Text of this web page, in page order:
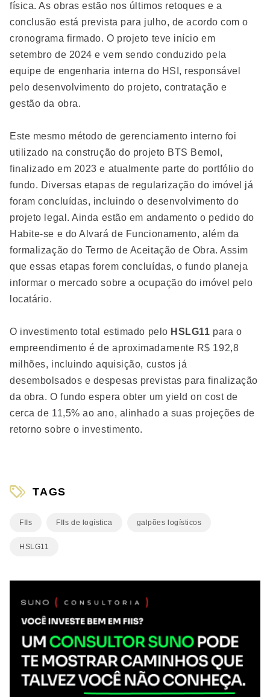
física. As obras estão nos últimos retoques e a
conclusão está prevista para julho, de acordo com o
cronograma firmado. O projeto teve início em
setembro de 2024 e vem sendo conduzido pela
equipe de engenharia interna do HSI, responsável
pelo desenvolvimento do projeto, contratação e
gestão da obra.
Este mesmo método de gerenciamento interno foi
utilizado na construção do projeto BTS Bemol,
finalizado em 2023 e atualmente parte do portfólio do
fundo. Diversas etapas de regularização do imóvel já
foram concluídas, incluindo o desenvolvimento do
projeto legal. Ainda estão em andamento o pedido do
Habite-se e do Alvará de Funcionamento, além da
formalização do Termo de Aceitação de Obra. Assim
que essas etapas forem concluídas, o fundo planeja
informar o mercado sobre a ocupação do imóvel pelo
locatário.
O investimento total estimado pelo HSLG11 para o
empreendimento é de aproximadamente R$ 192,8
milhões, incluindo aquisição, custos já
desembolsados e despesas previstas para finalização
da obra. O fundo espera obter um yield on cost de
cerca de 11,5% ao ano, alinhado a suas projeções de
retorno sobre o investimento.
TAGS
FIIs FIIs de logística galpões logísticos
HSLG11